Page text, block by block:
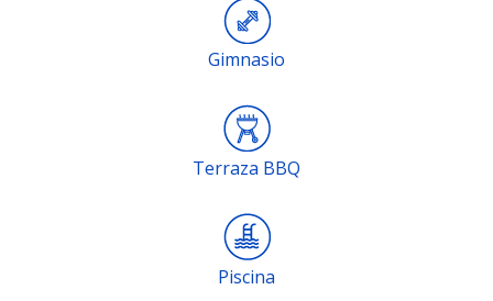
Gimnasio
Terraza BBQ
Piscina